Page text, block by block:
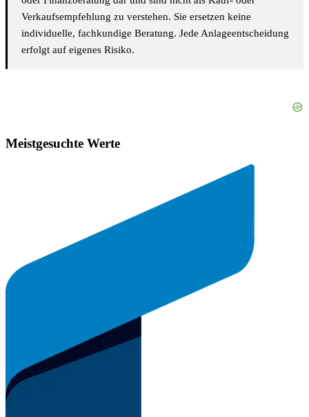
Verkaufsempfehlung zu verstehen. Sie ersetzen keine
individuelle, fachkundige Beratung. Jede Anlageentscheidung
erfolgt auf eigenes Risiko.
Meistgesuchte Werte